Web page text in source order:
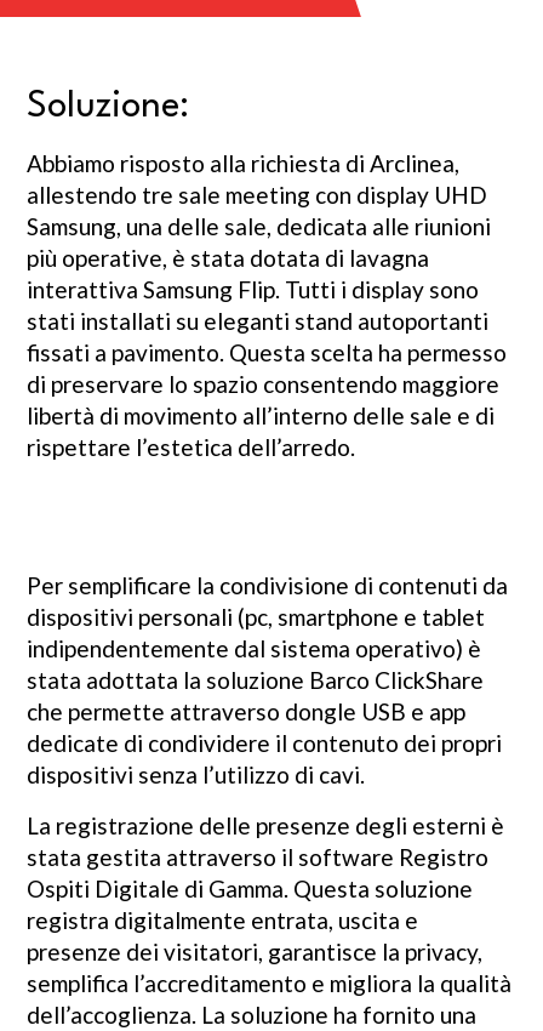
Soluzione:
Abbiamo risposto alla richiesta di Arclinea,
allestendo tre sale meeting con display UHD
Samsung, una delle sale, dedicata alle riunioni
più operative, è stata dotata di lavagna
interattiva Samsung Flip. Tutti i display sono
stati installati su eleganti stand autoportanti
fissati a pavimento. Questa scelta ha permesso
di preservare lo spazio consentendo maggiore
libertà di movimento all’interno delle sale e di
rispettare l’estetica dell’arredo.
Per semplificare la condivisione di contenuti da
dispositivi personali (pc, smartphone e tablet
indipendentemente dal sistema operativo) è
stata adottata la soluzione Barco ClickShare
che permette attraverso dongle USB e app
dedicate di condividere il contenuto dei propri
dispositivi senza l’utilizzo di cavi.
La registrazione delle presenze degli esterni è
stata gestita attraverso il software Registro
Ospiti Digitale di Gamma. Questa soluzione
registra digitalmente entrata, uscita e
presenze dei visitatori, garantisce la privacy,
semplifica l’accreditamento e migliora la qualità
dell’accoglienza. La soluzione ha fornito una